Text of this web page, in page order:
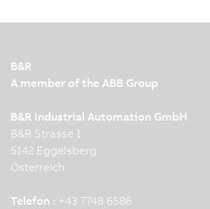
B&R
A member of the ABB Group
B&R Industrial Automation GmbH
B&R Strasse 1
5142 Eggelsberg
Österreich
Telefon : +43 7748 6586